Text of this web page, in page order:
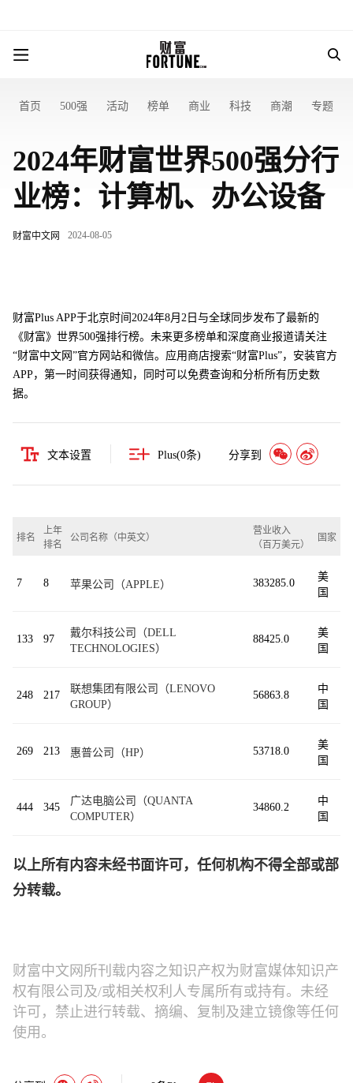
首页 500强 活动 榜单 商业 科技 商潮 专题
2024年财富世界500强分行
业榜：计算机、办公设备
财富中文网 2024-08-05
财富Plus APP于北京时间2024年8月2日与全球同步发布了最新的
《财富》世界500强排行榜。未来更多榜单和深度商业报道请关注
“财富中文网”官方网站和微信。应用商店搜索“财富Plus”，安装官方
APP，第一时间获得通知，同时可以免费查询和分析所有历史数
据。
文本设置 Plus(0条) 分享到
排名
上年
排名
公司名称（中英文）
营业收入
（百万美元）
国家
7 8 苹果公司（APPLE） 383285.0
美
国
133 97
戴尔科技公司（DELL
TECHNOLOGIES）
88425.0
美
国
248 217
联想集团有限公司（LENOVO
GROUP）
56863.8
中
国
269 213 惠普公司（HP） 53718.0
美
国
444 345
广达电脑公司（QUANTA
COMPUTER）
34860.2
中
国
以上所有内容未经书面许可，任何机构不得全部或部
分转载。
财富中文网所刊载内容之知识产权为财富媒体知识产
权有限公司及/或相关权利人专属所有或持有。未经
许可，禁止进行转载、摘编、复制及建立镜像等任何
使用。